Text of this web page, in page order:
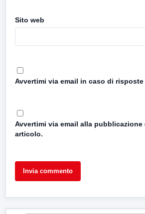
Sito web
Avvertimi via email in caso di
Avvertimi via email alla
articolo.